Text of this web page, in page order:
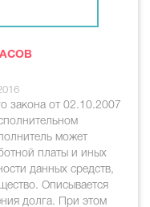
закона от 02.10.2007
может
платы и иных
данных средств,
Описывается
долга. При этом